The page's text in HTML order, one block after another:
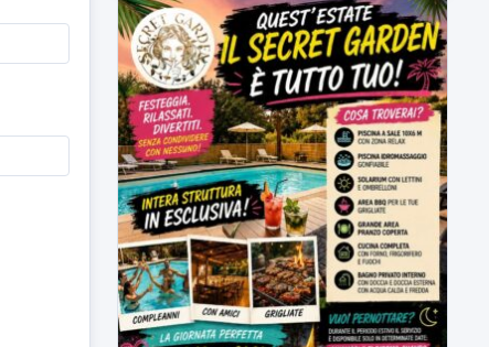
▶
6 AGOSTO 2026 ATTUALITÀ
Inaugurato il nuovo tratto della
SS212 Variante Fortorina
Un nuovo tassello per la viabilità del
Sannio e delle...